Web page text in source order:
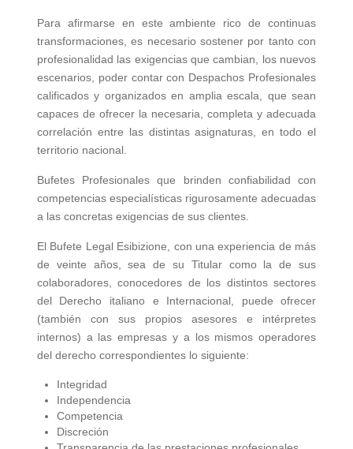
Para afirmarse en este ambiente rico de continuas
transformaciones, es necesario sostener por tanto con
profesionalidad las exigencias que cambian, los nuevos
escenarios, poder contar con Despachos Profesionales
calificados y organizados en amplia escala, que sean
capaces de ofrecer la necesaria, completa y adecuada
correlación entre las distintas asignaturas, en todo el
territorio nacional.
Bufetes Profesionales que brinden confiabilidad con
competencias especialísticas rigurosamente adecuadas
a las concretas exigencias de sus clientes.
El Bufete Legal Esibizione, con una experiencia de más
de veinte años, sea de su Titular como la de sus
colaboradores, conocedores de los distintos sectores
del Derecho italiano e Internacional, puede ofrecer
(también con sus propios asesores e intérpretes
internos) a las empresas y a los mismos operadores
del derecho correspondientes lo siguiente:
Integridad
Independencia
Competencia
Discreción